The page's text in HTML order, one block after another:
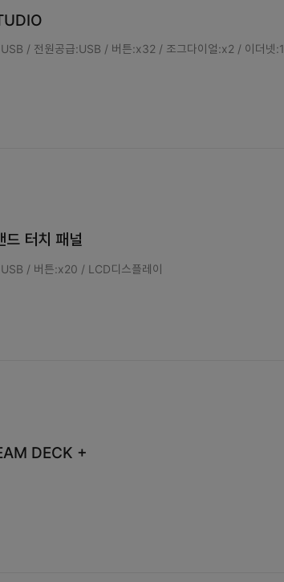
/ 전원공급:USB / 버튼:x32 / 조그다이얼:x2 / 이더넷:1
터치 패널
/ 버튼:x20 / LCD디스플레이
DECK +